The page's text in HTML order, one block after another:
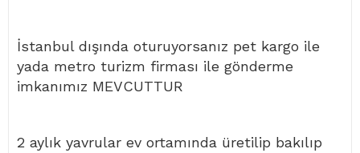
İstanbul dışında oturuyorsanız pet kargo ile
yada metro turizm firması ile gönderme
imkanımız MEVCUTTUR
2 aylık yavrular ev ortamında üretilip bakılıp